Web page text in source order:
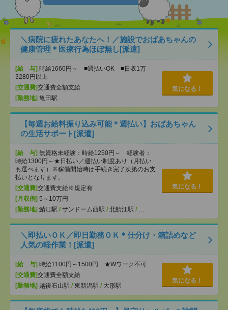
＼病院に疲れたあなたへ！／施設でおばあちゃんの
健康管理＊医療行為ほぼ無し[派遣]
[給 与] 時給1660円～ ■週払いOK ■日収1万
3280円以上
[交通費]交通費全額支給
[勤務地] 亀田駅
気になる！
【毎週お給料振り込み可能＊週払い】おばあちゃん
の生活サポート[派遣]
[給 与] 無資格未経験：時給1250円～ 経験者：
時給1300円～★日払い／週払い制度あり（月払い
も選べます）※稼働開始時は手続き完了次第のお支
払いとなります。
[交通費]交通費支給※規定有
[月収例] 5～10万円
[勤務地] 鯖江駅 / サンドーム西駅 / 北鯖江駅 / …
気になる！
＼即払いＯＫ／即日勤務ＯＫ＊仕分け・箱詰めなど
人気の軽作業！[派遣]
[給 与] 時給1100円～1500円 ★Wワーク不可
[交通費]交通費全額支給
[勤務地] 越後石山駅 / 東新潟駅 / 大形駅
気になる！